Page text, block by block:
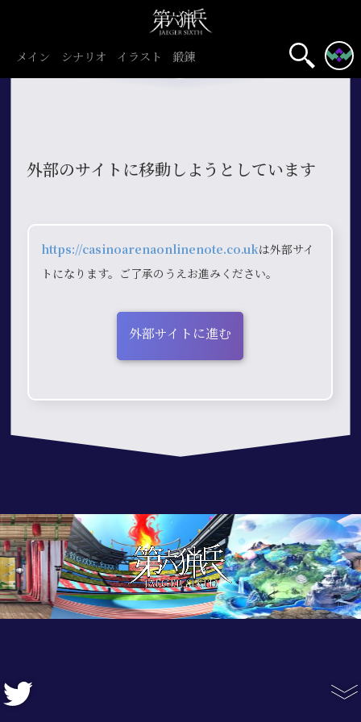
メイン シナリオ イラスト 鍛錬
外部のサイトに移動しようとしています
https://casinoarenaonlinenote.co.ukは外部サイ
トになります。ご了承のうえお進みください。
外部サイトに進む